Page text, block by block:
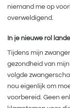
niemand me op
overweldigend.
In je nieuwe rol
Tijdens mijn
gezondheid van
volgde
nou eigenlijk om
voorbereid. Geen